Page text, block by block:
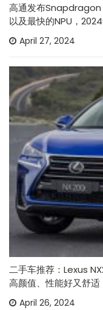
高通发布Snapdragon
以及最快的NPU，
April 27, 2024
二手车推荐：Lexus
高颜值、性能好又舒适
April 26, 2024